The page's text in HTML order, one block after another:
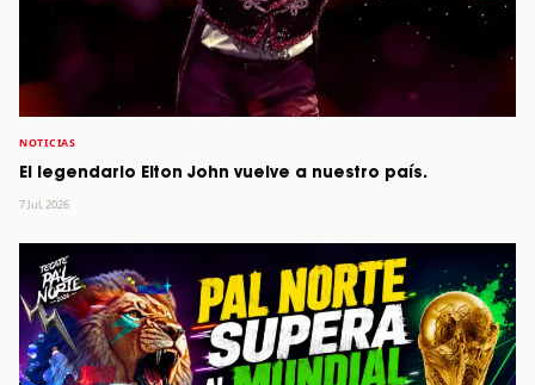
NOTICIAS
El legendario Elton John vuelve a nuestro país.
7 Jul, 2026